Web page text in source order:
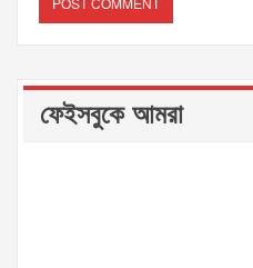
ফেইসবুকে আমরা